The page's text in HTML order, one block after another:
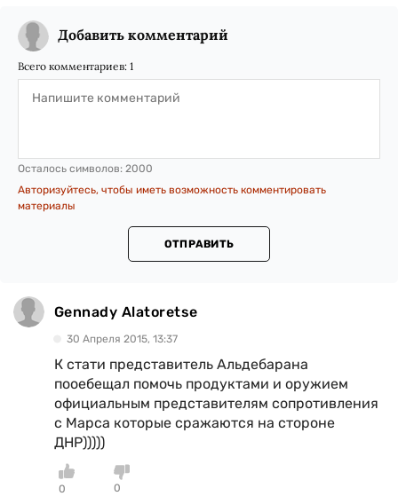
Добавить комментарий
Всего комментариев: 1
Осталось символов: 2000
Авторизуйтесь, чтобы иметь возможность комментировать
материалы
ОТПРАВИТЬ
Gennady Alatoretse
30 Апреля 2015, 13:37
К стати представитель Альдебарана
пооебещал помочь продуктами и оружием
официальным представителям сопротивления
с Марса которые сражаются на стороне
ДНР)))))
0
0